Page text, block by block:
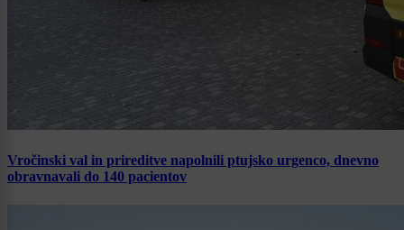
Vročinski val in prireditve napolnili ptujsko urgenco, dnevno
obravnavali do 140 pacientov